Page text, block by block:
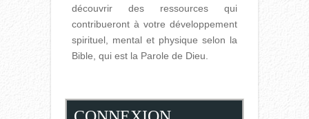
découvrir des ressources qui
contribueront à votre développement
spirituel, mental et physique selon la
Bible, qui est la Parole de Dieu.